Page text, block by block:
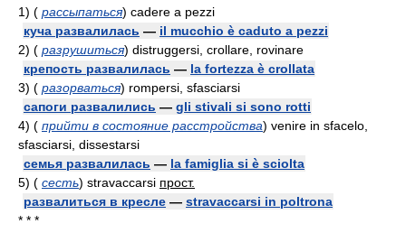
1) ( рассыпаться) cadere a pezzi
куча развалилась — il mucchio è caduto a pezzi
2) ( разрушиться) distruggersi, crollare, rovinare
крепость развалилась — la fortezza è crollata
3) ( разорваться) rompersi, sfasciarsi
сапоги развалились — gli stivali si sono rotti
4) ( прийти в состояние расстройства) venire in sfacelo,
sfasciarsi, dissestarsi
семья развалилась — la famiglia si è sciolta
5) ( сесть) stravaccarsi прост.
развалиться в кресле — stravaccarsi in poltrona
* * *